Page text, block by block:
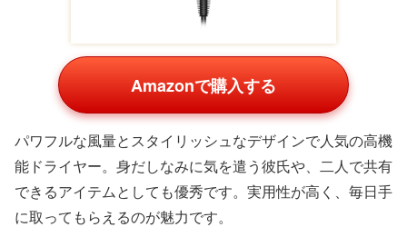
が魅力で、「もらって嬉しいもの」の調査でも上位に
ソニー ワイヤレスノイズキャンセリング
ヘッドホン